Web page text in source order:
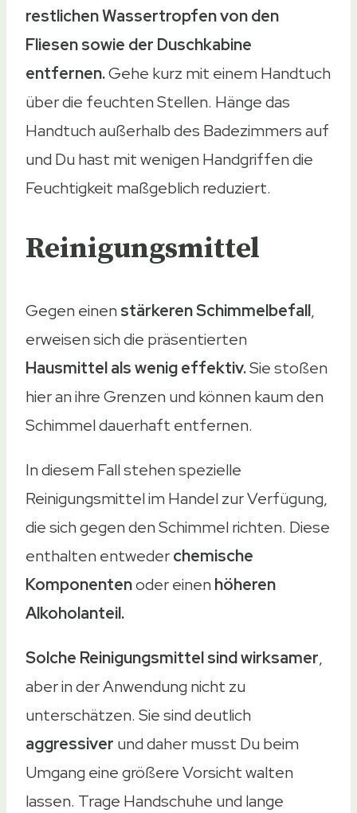
restlichen Wassertropfen von den
Fliesen sowie der Duschkabine
entfernen.Gehe kurz mit einem Handtuch
über die feuchten Stellen. Hänge das
Handtuch außerhalb des Badezimmers auf
und Du hast mit wenigen Handgriffen die
Feuchtigkeit maßgeblich reduziert.
Reinigungsmittel
Gegen einenstärkeren Schimmelbefall,
erweisen sich die präsentierten
Hausmittel als wenig effektiv.Sie stoßen
hier an ihre Grenzen und können kaum den
Schimmel dauerhaft entfernen.
In diesem Fall stehen spezielle
Reinigungsmittel im Handel zur Verfügung,
die sich gegen den Schimmel richten. Diese
enthalten entwederchemische
Komponentenoder einenhöheren
Alkoholanteil.
Solche Reinigungsmittel sind wirksamer,
aber in der Anwendung nicht zu
unterschätzen. Sie sind deutlich
aggressiver und daher musst Du beim
Umgang eine größere Vorsicht walten
lassen. Trage Handschuhe und lange